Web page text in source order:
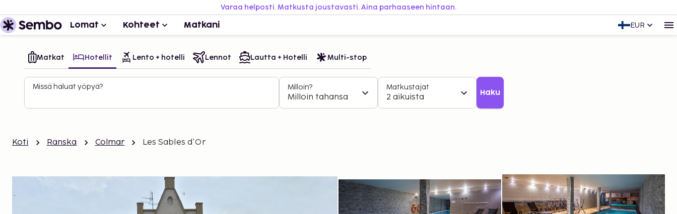
Varaa helposti. Matkusta joustavasti. Aina parhaaseen hintaan.
Lomat Kohteet Matkani EUR
Matkat Hotellit Lento + hotelli Lennot Lautta + Hotelli Multi-stop
Missä haluat yöpyä? Milloin?
Milloin tahansa
Matkustajat
2 aikuista Haku
Koti Ranska Colmar Les Sables d'Or